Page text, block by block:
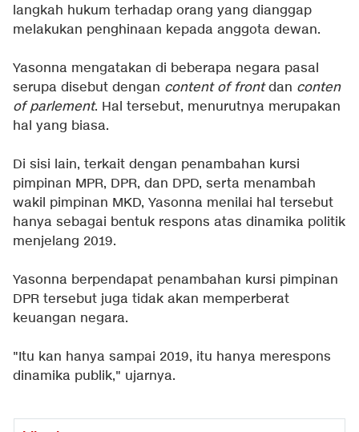
langkah hukum terhadap orang yang dianggap
melakukan penghinaan kepada anggota dewan.
Yasonna mengatakan di beberapa negara pasal
serupa disebut dengan content of frontdan conten
of parlement. Hal tersebut, menurutnya merupakan
hal yang biasa.
Di sisi lain, terkait dengan penambahan kursi
pimpinan MPR, DPR, dan DPD, serta menambah
wakil pimpinan MKD, Yasonna menilai hal tersebut
hanya sebagai bentuk respons atas dinamika politik
menjelang 2019.
Yasonna berpendapat penambahan kursi pimpinan
DPR tersebut juga tidak akan memperberat
keuangan negara.
"Itu kan hanya sampai 2019, itu hanya merespons
dinamika publik," ujarnya.